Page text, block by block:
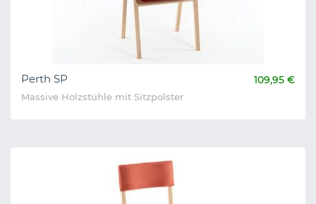
Perth SP 109,95 €
Massive Holzstühle mit Sitzpolster